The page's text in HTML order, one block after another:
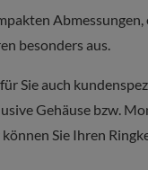
besonders aus.
Sie auch
Gehäuse bzw.
Sie Ihren